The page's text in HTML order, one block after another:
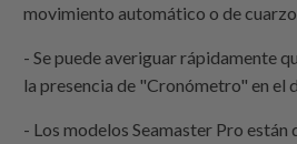
movimiento automático o de cuarzo.
- Se puede averiguar rápidamente
la presencia de "Cronómetro" en el
- Los modelos Seamaster Pro están